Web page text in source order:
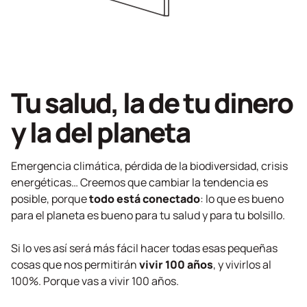
Tu salud, la de tu dinero
y la del planeta
Emergencia climática, pérdida de la biodiversidad, crisis
energéticas… Creemos que cambiar la tendencia es
posible, porquetodo está conectado: lo que es bueno
para el planeta es bueno para tu salud y para tu bolsillo.
Si lo ves así será más fácil hacer todas esas pequeñas
cosas que nos permitiránvivir 100 años, y vivirlos al
100%. Porque vas a vivir 100 años.